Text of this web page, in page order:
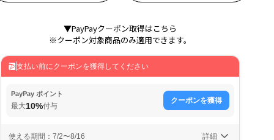
▼PayPayクーポン取得はこちら
※クーポン対象商品のみ適用できます。